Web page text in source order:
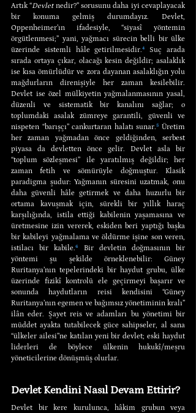
Artık “Devlet nedir?” sorusunu daha iyi cevaplayacak
bir konuma gelmiş durumdayız. Devlet,
Oppenheimer’ın ifadesiyle, “siyasî yöntemin
örgütlenmesi;” yani, yağmacı sürecin belli bir ülke
üzerinde sistemli hâle getirilmesidir.⁴ Suç arada
sırada ortaya çıkar, olacağı kesin değildir; asalaklık
ise kısa ömürlüdür ve zora dayanan asalaklığın yolu
mağdurların direnişiyle her zaman kesilebilir.
Devlet ise özel mülkiyetin yağmalanmasının yasal,
düzenli ve sistematik bir kanalını sağlar; o
toplumdaki asalak zümreye garantili, güvenli ve
nispeten “barışçı” cankurtaran halatı sunar.⁵ Üretim
her zaman yağmadan önce geldiğinden, serbest
piyasa da devletten önce gelir. Devlet asla bir
“toplum sözleşmesi” ile yaratılmış değildir; her
zaman fetih ve sömürüyle doğmuştur. Klasik
paradigma şudur: Yağmanın süresini uzatmak, onu
daha güvenli hâle getirmek ve daha huzurlu bir
ortama kavuşmak için, sürekli bir yıllık haraç
karşılığında, istila ettiği kabilenin yaşamasına ve
üretmesine izin vererek, eskiden beri yaptığı başka
bir kabileyi yağmalama ve öldürme işine son veren,
istilacı bir kabile.⁶ Bir devletin doğmasının bir
yöntemi şu şekilde örneklenebilir: Güney
Ruritanya’nın tepelerindeki bir haydut grubu, ülke
üzerinde fizikî kontrolü ele geçirmeyi başarır ve
sonunda haydutların reisi kendisini “Güney
Ruritanya’nın egemen ve bağımsız yönetiminin kralı”
ilân eder. Şayet reis ve adamları bu yönetimi bir
müddet ayakta tutabilecek güce sahipseler, al sana
“ülkeler ailesi”ne katılan yeni bir devlet; eski haydut
liderleri de böylece ülkenin hukukî/meşru
yöneticilerine dönüşmüş olurlar.
Devlet Kendini Nasıl Devam Ettirir?
Devlet bir kere kurulunca, hâkim grubun veya